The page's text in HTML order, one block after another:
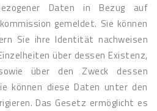
Daten in Bezug auf
gemeldet. Sie können
Sie ihre Identität nachweisen
über dessen Existenz,
über den Zweck dessen
können diese Daten unter den
Das Gesetz ermöglicht es